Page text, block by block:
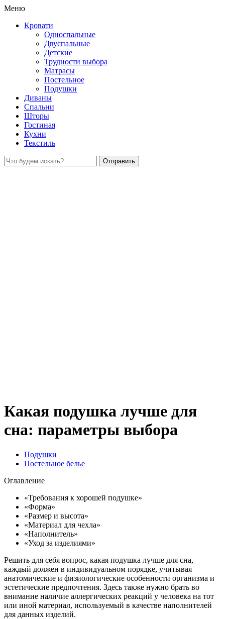
Меню
Кровати
Односпальные
Двуспальные
Детские
Трудности выбора
Матрасы
Постельное
Подушки
Диваны
Спальни
Шторы
Гостиная
Кухни
Текстиль
Какая подушка лучше для
сна: параметры выбора
Подушки
Постельное белье
Оглавление
«Требования к хорошей подушке»
«Форма»
«Размер и высота»
«Материал для чехла»
«Наполнитель»
«Уход за изделиями»
Решить для себя вопрос, какая подушка лучше для сна,
каждый должен в индивидуальном порядке, учитывая
анатомические и физиологические особенности организма и
эстетические предпочтения. Здесь также нужно брать во
внимание наличие аллергических реакций у человека на тот
или иной материал, используемый в качестве наполнителей
для данных изделий.